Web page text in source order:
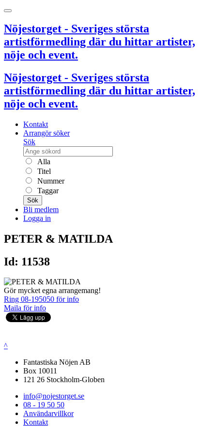
Nöjestorget - Sveriges största
artistförmedling där du hittar artister,
nöje och event.
Nöjestorget - Sveriges största
artistförmedling där du hittar artister,
nöje och event.
Kontakt
Arrangör söker
Sök
Alla
Titel
Nummer
Taggar
Sök
Bli medlem
Logga in
PETER & MATILDA
Id: 11538
Gör mycket egna arrangemang!
Ring 08-195050 för info
Maila för info
^
Fantastiska Nöjen AB
Box 10011
121 26 Stockholm-Globen
info@nojestorget.se
08 - 19 50 50
Användarvillkor
Kontakt